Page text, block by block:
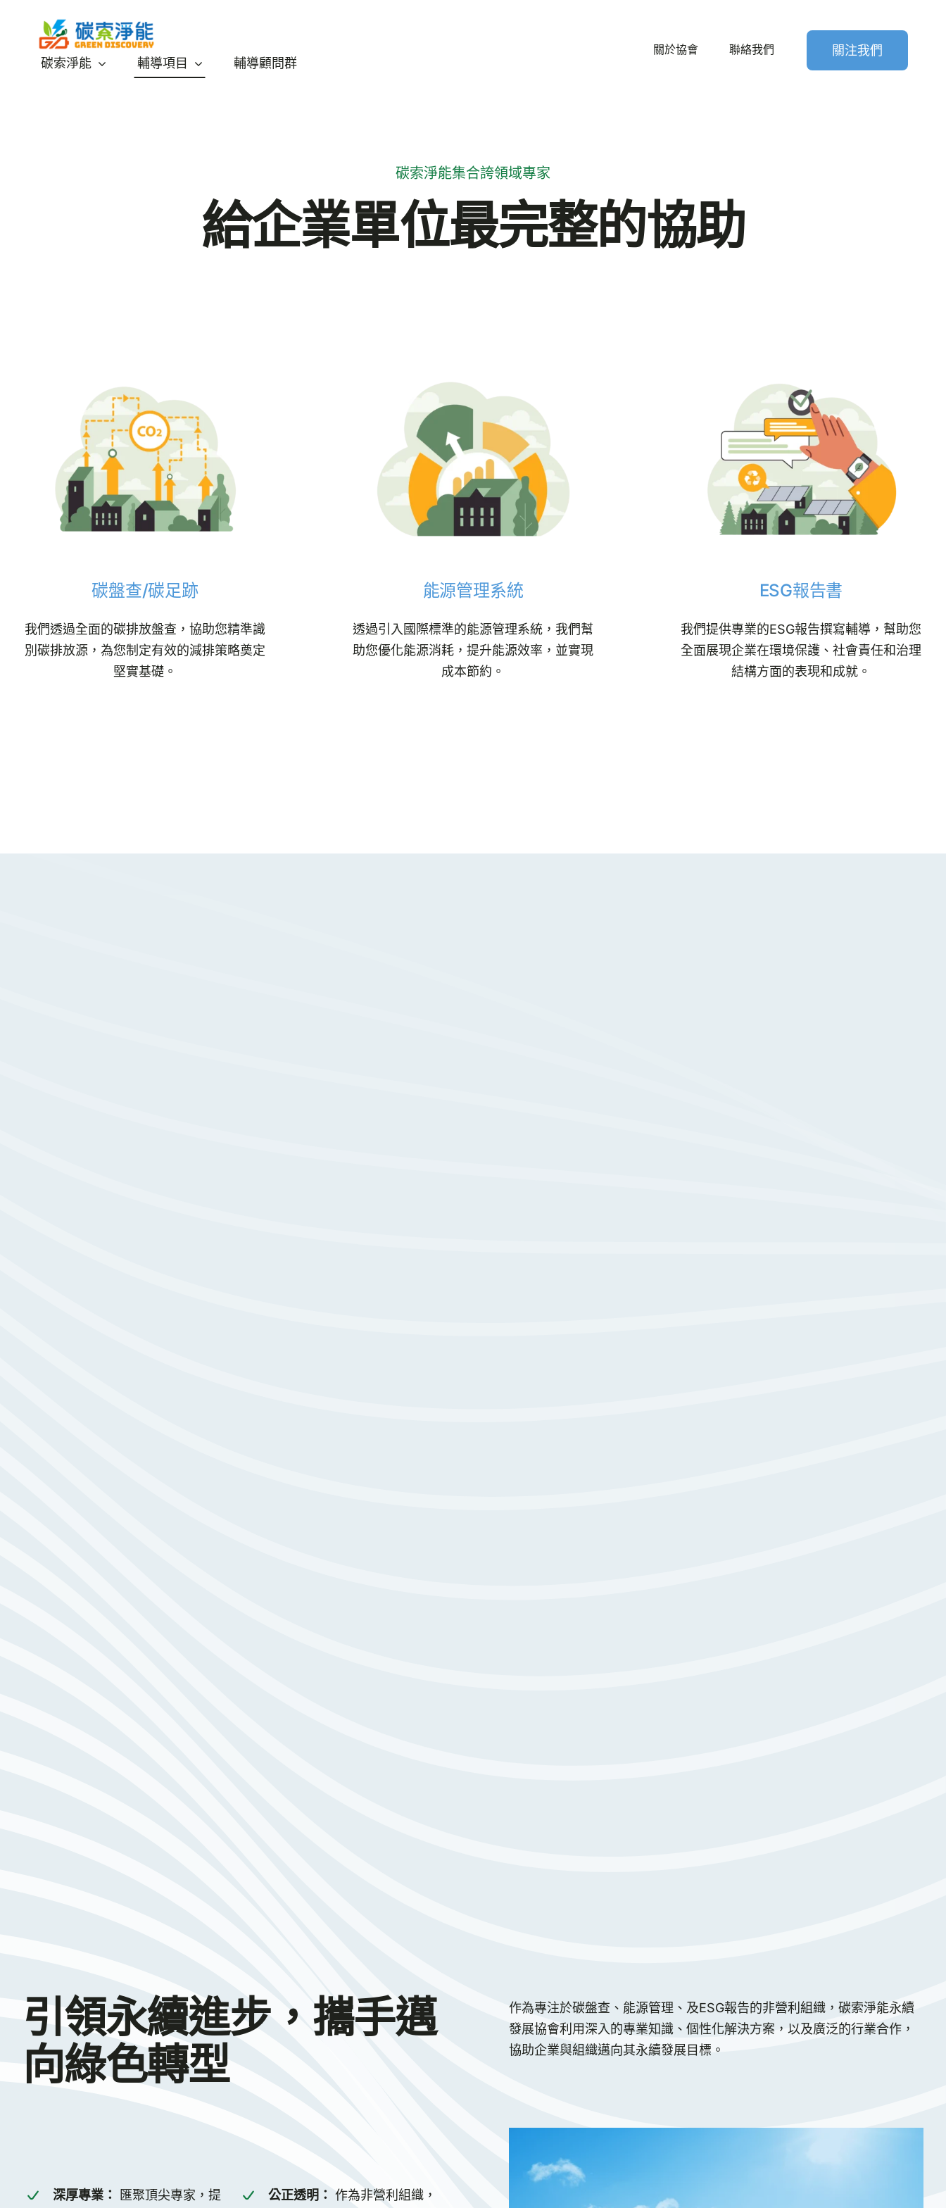
content
碳索淨能 輔導項目 輔導顧問群
關於協會 聯絡我們 關注我們
碳索淨能集合誇領域專家
給企業單位最完整的協助
碳盤查/碳足跡
我們透過全面的碳排放盤查，協助您精準識
別碳排放源，為您制定有效的減排策略奠定
堅實基礎。
能源管理系統
透過引入國際標準的能源管理系統，我們幫
助您優化能源消耗，提升能源效率，並實現
成本節約。
ESG報告書
我們提供專業的ESG報告撰寫輔導，幫助您
全面展現企業在環境保護、社會責任和治理
結構方面的表現和成就。
引領永續進步，攜手邁
向綠色轉型
作為專注於碳盤查、能源管理、及ESG報告的非營利組織，碳索淨能永續
發展協會利用深入的專業知識、個性化解決方案，以及廣泛的行業合作，
協助企業與組織邁向其永續發展目標。
深厚專業： 匯聚頂尖專家，提 公正透明： 作為非營利組織，